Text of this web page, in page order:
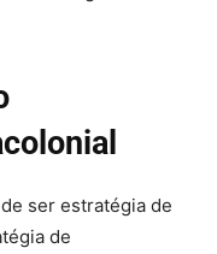
ser estratégia de
de